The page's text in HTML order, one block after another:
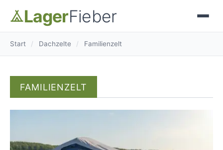
LagerFieber
Start / Dachzelte / Familienzelt
FAMILIENZELT